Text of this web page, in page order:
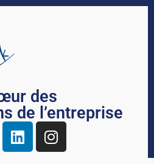
des
de l’entreprise